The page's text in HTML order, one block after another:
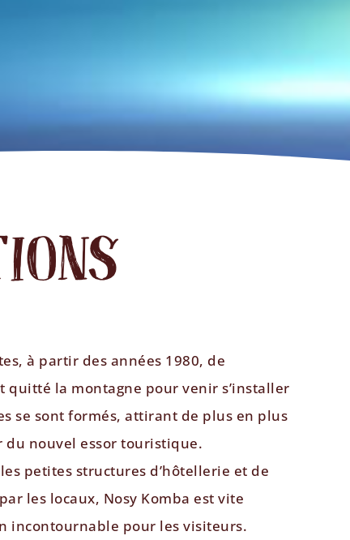
à partir des années 1980, de
quitté la montagne pour venir s’installer
se sont formés, attirant de plus en plus
nouvel essor touristique.
petites structures d’hôtellerie et de
les locaux, Nosy Komba est vite
incontournable pour les visiteurs.